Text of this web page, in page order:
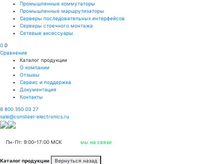
Промышленные коммутаторы
Промышленные маршрутизаторы
Серверы последовательных интерфейсов
Серверы стоечного монтажа
Сетевые аксессуары
0 0
Сравнение
Каталог продукции
О компании
Отзывы
Сервис и поддержка
Документация
Контакты
8 800 350 03 27
sale@consteel-electronics.ru
Пн-Пт: 9:00–17:00 МСК мы на связи
Каталог продукции
Вернуться назад